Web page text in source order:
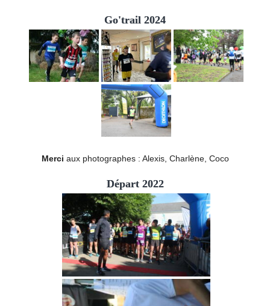
Go'trail 2024
Merci aux photographes : Alexis, Charlène, Coco
Départ 2022